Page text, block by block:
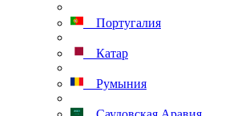
Португалия
Катар
Румыния